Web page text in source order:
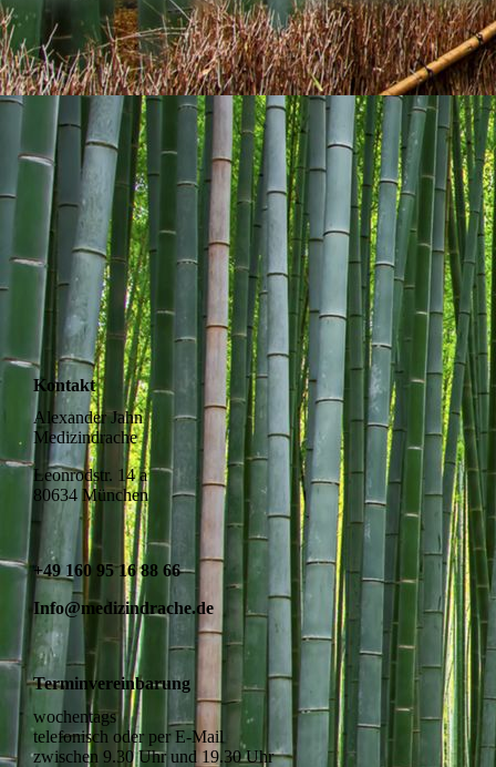
Kontakt
Alexander Jahn
Medizindrache
Leonrodstr. 14 a
80634 München
+49 160 95 16 88 66
Info@medizindrache.de
Terminvereinbarung
wochentags
telefonisch oder per E-Mail
zwischen 9.30 Uhr und 19.30 Uhr